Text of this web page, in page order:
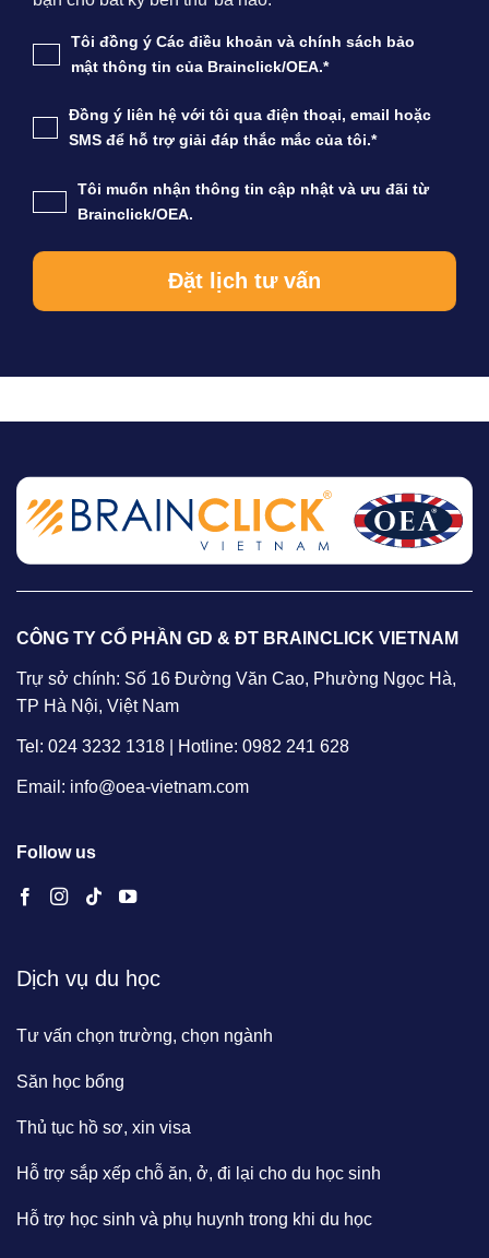
Tôi đồng ý Các điều khoản và chính sách bảo
mật thông tin của Brainclick/OEA.*
Đồng ý liên hệ với tôi qua điện thoại, email hoặc
SMS để hỗ trợ giải đáp thắc mắc của tôi.*
Tôi muốn nhận thông tin cập nhật và ưu đãi từ
Brainclick/OEA.
CÔNG TY CỔ PHẦN GD & ĐT BRAINCLICK VIETNAM
Trự sở chính: Số 16 Đường Văn Cao, Phường Ngọc Hà,
TP Hà Nội, Việt Nam
Tel: 024 3232 1318 | Hotline: 0982 241 628
Email: info@oea-vietnam.com
Follow us
Dịch vụ du học
Tư vấn chọn trường, chọn ngành
Săn học bổng
Thủ tục hồ sơ, xin visa
Hỗ trợ sắp xếp chỗ ăn, ở, đi lại cho du học sinh
Hỗ trợ học sinh và phụ huynh trong khi du học